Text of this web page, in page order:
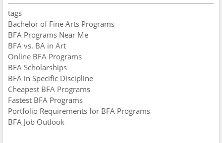
tags
Bachelor of Fine Arts Programs
BFA Programs Near Me
BFA vs. BA in Art
Online BFA Programs
BFA Scholarships
BFA in Specific Discipline
Cheapest BFA Programs
Fastest BFA Programs
Portfolio Requirements for BFA Programs
BFA Job Outlook